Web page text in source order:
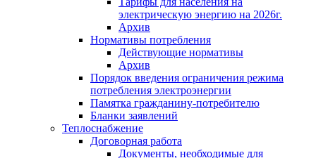
электрическую энергию на 2026г.
Архив
Нормативы потребления
Действующие нормативы
Архив
Порядок введения ограничения режима
потребления электроэнергии
Памятка гражданину-потребителю
Бланки заявлений
Теплоснабжение
Договорная работа
Документы, необходимые для